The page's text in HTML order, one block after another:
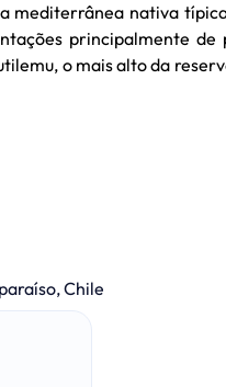
mediterrânea nativa
principalmente de
o mais alto da
Chile